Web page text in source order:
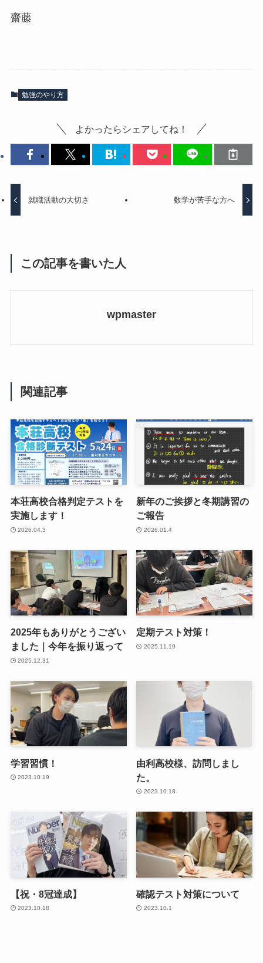
齋藤
勉強のやり方
よかったらシェアしてね！
就職活動の大切さ 数学が苦手な方へ
この記事を書いた人
wpmaster
関連記事
本荘高校合格判定テストを
実施します！
2026.04.3
新年のご挨拶と冬期講習の
ご報告
2026.01.4
2025年もありがとうござい
ました｜今年を振り返って
2025.12.31
定期テスト対策！
2025.11.19
学習習慣！
2023.10.19
由利高校様、訪問しまし
た。
2023.10.18
【祝・8冠達成】
2023.10.18
確認テスト対策について
2023.10.1